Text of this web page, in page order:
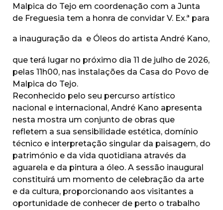
Malpica do Tejo em coordenação com a Junta
de Freguesia tem a honra de convidar V. Ex.ª para
a inauguração da e Óleos do artista André Kano,
que terá lugar no próximo dia 11 de julho de 2026,
pelas 11h00, nas instalações da Casa do Povo de
Malpica do Tejo.
Reconhecido pelo seu percurso artístico
nacional e internacional, André Kano apresenta
nesta mostra um conjunto de obras que
refletem a sua sensibilidade estética, domínio
técnico e interpretação singular da paisagem, do
património e da vida quotidiana através da
aguarela e da pintura a óleo. A sessão inaugural
constituirá um momento de celebração da arte
e da cultura, proporcionando aos visitantes a
oportunidade de conhecer de perto o trabalho